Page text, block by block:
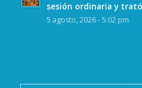
sesión ordinaria y
5 agosto, 2026 - 5:02 pm